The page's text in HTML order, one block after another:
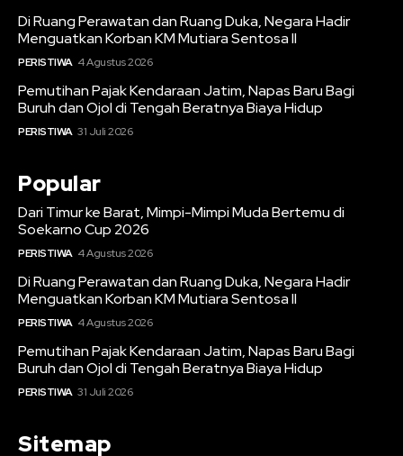
Di Ruang Perawatan dan Ruang Duka, Negara Hadir
Menguatkan Korban KM Mutiara Sentosa II
PERISTIWA 4 Agustus 2026
Pemutihan Pajak Kendaraan Jatim, Napas Baru Bagi
Buruh dan Ojol di Tengah Beratnya Biaya Hidup
PERISTIWA 31 Juli 2026
Popular
Dari Timur ke Barat, Mimpi-Mimpi Muda Bertemu di
Soekarno Cup 2026
PERISTIWA 4 Agustus 2026
Di Ruang Perawatan dan Ruang Duka, Negara Hadir
Menguatkan Korban KM Mutiara Sentosa II
PERISTIWA 4 Agustus 2026
Pemutihan Pajak Kendaraan Jatim, Napas Baru Bagi
Buruh dan Ojol di Tengah Beratnya Biaya Hidup
PERISTIWA 31 Juli 2026
Sitemap